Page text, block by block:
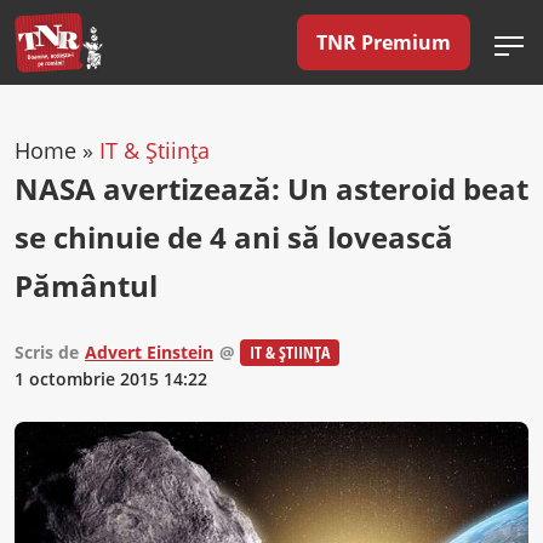
TNR Premium
Home » IT & Știința
NASA avertizează: Un asteroid beat
se chinuie de 4 ani să lovească
Pământul
Scris de Advert Einstein @
IT & ȘTIINȚA
1 octombrie 2015 14:22